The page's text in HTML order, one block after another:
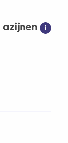
azijnen i